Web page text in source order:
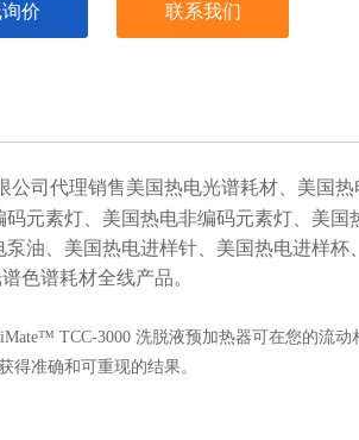
价 联系我们
司代理销售美国热电光谱耗材、 美国
元素灯、美国热电非编码元素灯、美国
油、美国热电进样针、美国热电进样杯
色谱耗材全线产品。
TCC-3000 洗脱液预加热器可在您的流动
得准确和可重现的结果。